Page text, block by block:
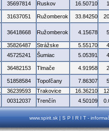
35697814 Ruskov 16.50710
31637051 Ružomberok 33.84250
36418668 Ružomberok 4.15678
35826487 Strážske 5.55170
45725241 Šumiac 5.05391
36482153 Tlmače 4.91958
51858584 Topoľčany 7.86307
36239593 Trakovice 16.36210
00312037 Trenčín 4.50109
www.spirit.sk | S P I R I T -